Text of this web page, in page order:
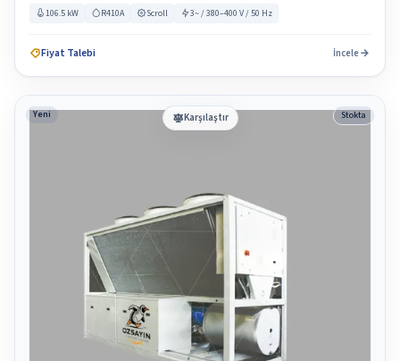
106.5 kW R410A Scroll 3~ / 380–400 V / 50 Hz
Fiyat Talebi İncele
Karşılaştır
Yeni Stokta